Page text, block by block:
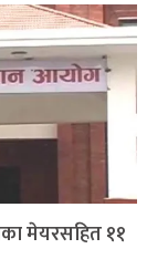
मेयरसहित ११